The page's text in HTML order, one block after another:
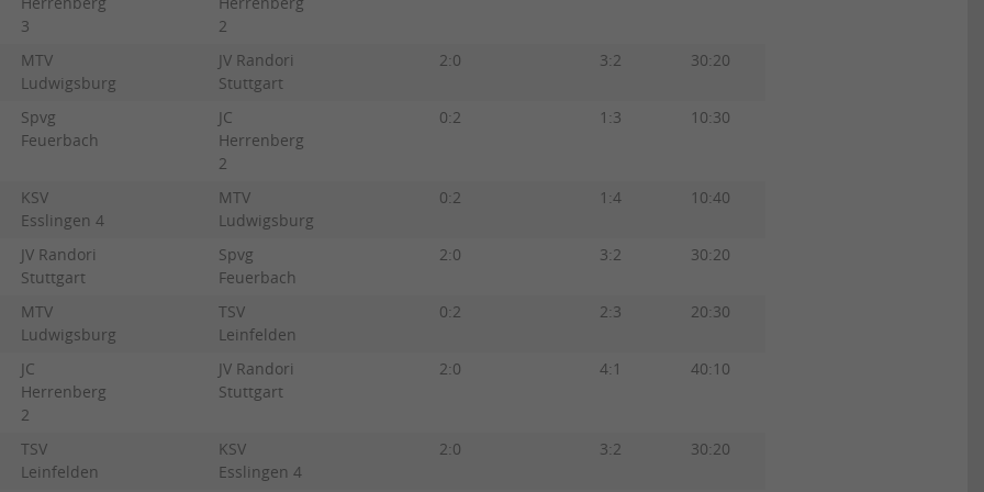
3
2
MTV
Ludwigsburg
JV Randori
Stuttgart
2:0 3:2 30:20
Spvg
Feuerbach
JC
Herrenberg
2
0:2 1:3 10:30
KSV
Esslingen 4
MTV
Ludwigsburg
0:2 1:4 10:40
JV Randori
Stuttgart
Spvg
Feuerbach
2:0 3:2 30:20
MTV
Ludwigsburg
TSV
Leinfelden
0:2 2:3 20:30
JC
Herrenberg
2
JV Randori
Stuttgart
2:0 4:1 40:10
TSV
Leinfelden
KSV
Esslingen 4
2:0 3:2 30:20